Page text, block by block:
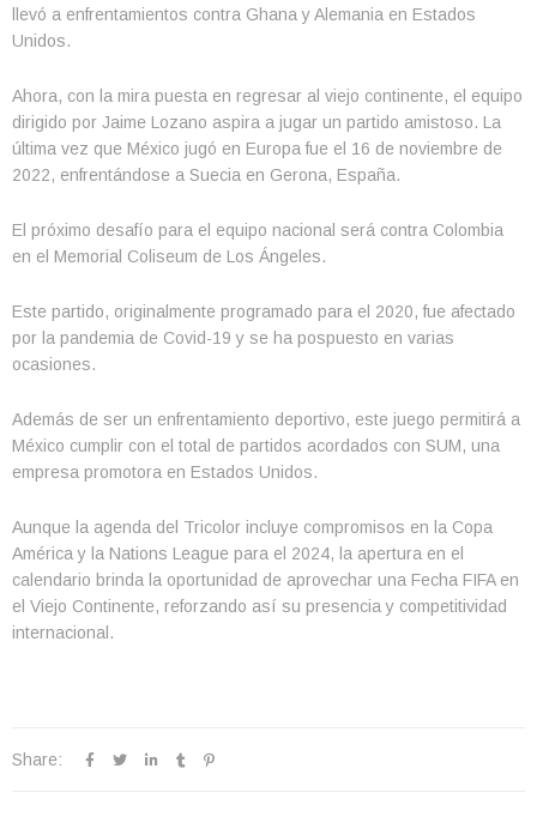
llevó a enfrentamientos contra Ghana y Alemania en Estados
Unidos.
Ahora, con la mira puesta en regresar al viejo continente, el equipo
dirigido por Jaime Lozano aspira a jugar un partido amistoso. La
última vez que México jugó en Europa fue el 16 de noviembre de
2022, enfrentándose a Suecia en Gerona, España.
El próximo desafío para el equipo nacional será contra Colombia
en el Memorial Coliseum de Los Ángeles.
Este partido, originalmente programado para el 2020, fue afectado
por la pandemia de Covid-19 y se ha pospuesto en varias
ocasiones.
Además de ser un enfrentamiento deportivo, este juego permitirá a
México cumplir con el total de partidos acordados con SUM, una
empresa promotora en Estados Unidos.
Aunque la agenda del Tricolor incluye compromisos en la Copa
América y la Nations League para el 2024, la apertura en el
calendario brinda la oportunidad de aprovechar una Fecha FIFA en
el Viejo Continente, reforzando así su presencia y competitividad
internacional.
Share: